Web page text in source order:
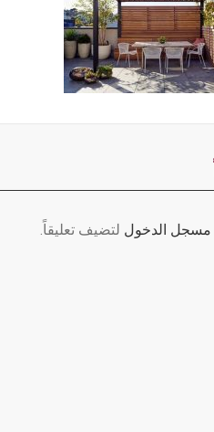
مسجل الدخول لتضيف تعليقاً.